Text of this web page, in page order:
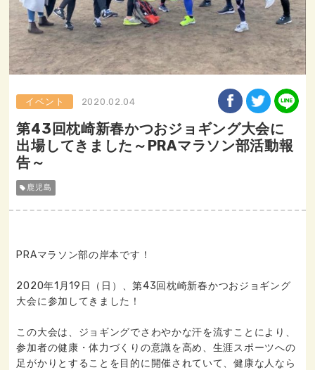
イベント 2020.02.04
第43回枕崎新春かつおジョギング大会に
出場してきました～PRAマラソン部活動報
告～
鹿児島
PRAマラソン部の岸本です！
2020年1月19日（日）、第43回枕崎新春かつおジョギング
大会に参加してきました！
この大会は、ジョギングでさわやかな汗を流すことにより、
参加者の健康・体力づくりの意識を高め、生涯スポーツへの
足がかりとすることを目的に開催されていて、健康な人なら